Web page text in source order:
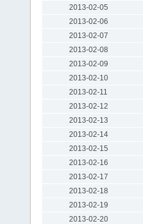
2013-02-05
2013-02-06
2013-02-07
2013-02-08
2013-02-09
2013-02-10
2013-02-11
2013-02-12
2013-02-13
2013-02-14
2013-02-15
2013-02-16
2013-02-17
2013-02-18
2013-02-19
2013-02-20